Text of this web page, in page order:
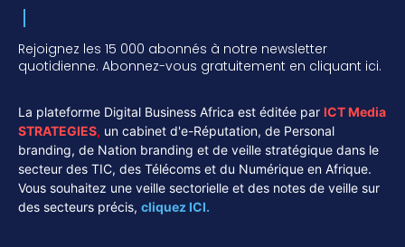
Rejoignez les 15 000 abonnés à notre newsletter
quotidienne. Abonnez-vous gratuitement en cliquant ici.
La plateforme Digital Business Africa est éditée par ICT Media
STRATEGIES, un cabinet d'e-Réputation, de Personal
branding, de Nation branding et de veille stratégique dans le
secteur des TIC, des Télécoms et du Numérique en Afrique.
Vous souhaitez une veille sectorielle et des notes de veille sur
des secteurs précis, cliquez ICI.